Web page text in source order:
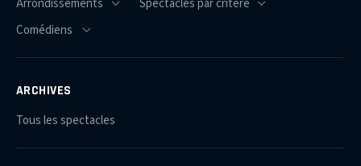
ARCHIVES
Tous les spectacles